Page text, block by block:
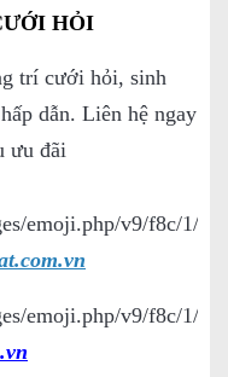
HỎI
trí cưới hỏi, sinh
dẫn. Liên hệ ngay
ưu đãi